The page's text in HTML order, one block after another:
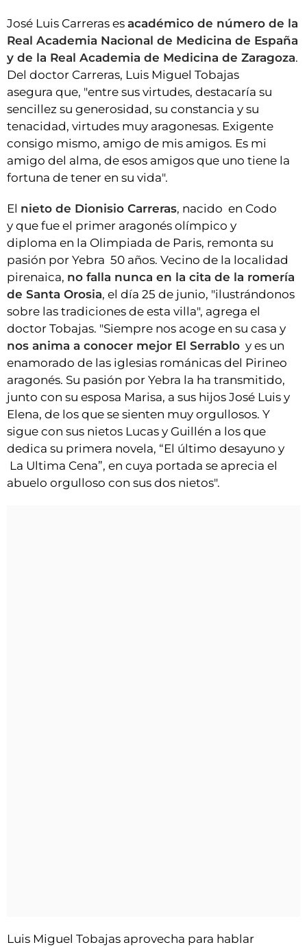
José Luis Carreras es académico de número de la
Real Academia Nacional de Medicina de España
y de la Real Academia de Medicina de Zaragoza.
Del doctor Carreras, Luis Miguel Tobajas
asegura que, "entre sus virtudes, destacaría su
sencillez su generosidad, su constancia y su
tenacidad, virtudes muy aragonesas. Exigente
consigo mismo, amigo de mis amigos. Es mi
amigo del alma, de esos amigos que uno tiene la
fortuna de tener en su vida".
El nieto de Dionisio Carreras, nacido en Codo
y que fue el primer aragonés olímpico y
diploma en la Olimpiada de Paris, remonta su
pasión por Yebra 50 años. Vecino de la localidad
pirenaica, no falla nunca en la cita de la romería
de Santa Orosia, el día 25 de junio, "ilustrándonos
sobre las tradiciones de esta villa", agrega el
doctor Tobajas. "Siempre nos acoge en su casa y
nos anima a conocer mejor El Serrablo y es un
enamorado de las iglesias románicas del Pirineo
aragonés. Su pasión por Yebra la ha transmitido,
junto con su esposa Marisa, a sus hijos José Luis y
Elena, de los que se sienten muy orgullosos. Y
sigue con sus nietos Lucas y Guillén a los que
dedica su primera novela, “El último desayuno y
La Ultima Cena”, en cuya portada se aprecia el
abuelo orgulloso con sus dos nietos".
Luis Miguel Tobajas aprovecha para hablar